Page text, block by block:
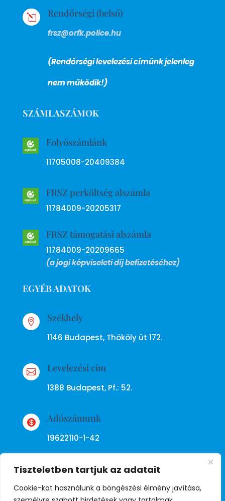
Tiszteletben tartjuk az adatait
Cookie-kat használunk a böngészési élmény javítása,
l Rendőrségi (belső)
frsz@orfk.police.hu
(Rendőrségi levelezési címünk jelenleg
nem működik!)
SZÁMLASZÁMOK
Folyószámlánk
11705008-20409384
FRSZ perköltség alszámla
11784009-20205317
FRSZ támogatási alszámla
11784009-20209665
(a jogi képviseleti díj befizetéséhez)
EGYÉB ADATOK
 Székhely
1146 Budapest, Thököly út 172.
 Levelezési cím
1388 Budapest, Pf.: 52.
 Adószámunk
19622110-1-42